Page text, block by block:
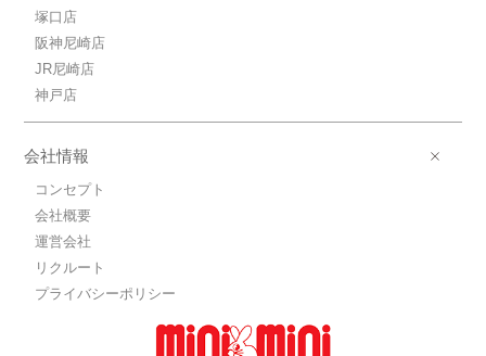
塚口店
阪神尼崎店
JR尼崎店
神戸店
会社情報
コンセプト
会社概要
運営会社
リクルート
プライバシーポリシー